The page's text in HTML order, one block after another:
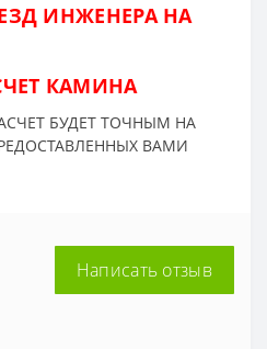
ИНЖЕНЕРА НА
КАМИНА
БУДЕТ ТОЧНЫМ НА
ВАМИ
Написать отзыв